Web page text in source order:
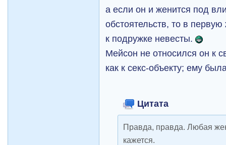
а если он и женится под
обстоятельств, то в
к подружке невесты.
Мейсон не относился он
как к секс-объекту; ему
Цитата
Правда, правда. Любая
кажется.